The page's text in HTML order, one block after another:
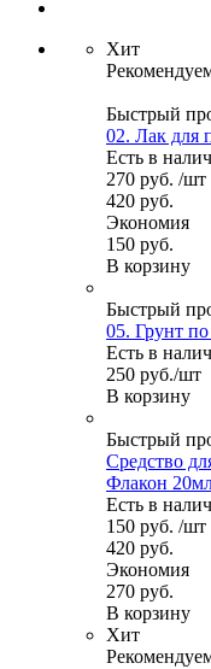
Хит
Быстрый
02. Лак для
Есть в
270 руб. /шт
420 руб.
Экономия
150 руб.
В корзину
Быстрый
05. Грунт
Есть в
250 руб./шт
В корзину
Быстрый
Средство
Флакон
Есть в
150 руб. /шт
420 руб.
Экономия
270 руб.
В корзину
Хит